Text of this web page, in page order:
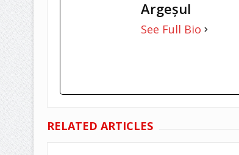
Argeşul
See Full Bio
RELATED ARTICLES